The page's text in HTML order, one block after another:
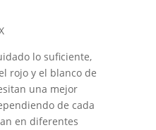
lo suficiente,
rojo y el blanco de
una mejor
de cada
en diferentes